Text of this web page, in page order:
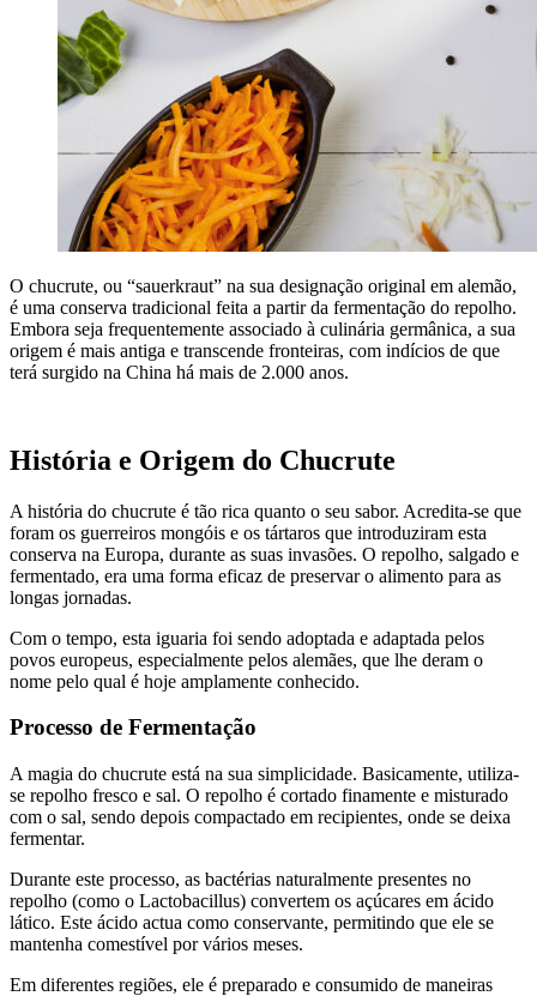
O chucrute, ou “sauerkraut” na sua designação original em alemão,
é uma conserva tradicional feita a partir da fermentação do repolho.
Embora seja frequentemente associado à culinária germânica, a sua
origem é mais antiga e transcende fronteiras, com indícios de que
terá surgido na China há mais de 2.000 anos.
História e Origem do Chucrute
A história do chucrute é tão rica quanto o seu sabor. Acredita-se que
foram os guerreiros mongóis e os tártaros que introduziram esta
conserva na Europa, durante as suas invasões. O repolho, salgado e
fermentado, era uma forma eficaz de preservar o alimento para as
longas jornadas.
Com o tempo, esta iguaria foi sendo adoptada e adaptada pelos
povos europeus, especialmente pelos alemães, que lhe deram o
nome pelo qual é hoje amplamente conhecido.
Processo de Fermentação
A magia do chucrute está na sua simplicidade. Basicamente, utiliza-
se repolho fresco e sal. O repolho é cortado finamente e misturado
com o sal, sendo depois compactado em recipientes, onde se deixa
fermentar.
Durante este processo, as bactérias naturalmente presentes no
repolho (como o Lactobacillus) convertem os açúcares em ácido
lático. Este ácido actua como conservante, permitindo que ele se
mantenha comestível por vários meses.
Em diferentes regiões, ele é preparado e consumido de maneiras